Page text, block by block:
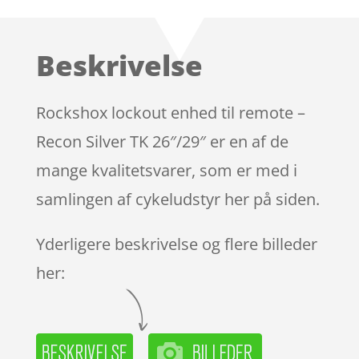
Beskrivelse
Rockshox lockout enhed til remote –
Recon Silver TK 26″/29″ er en af de
mange kvalitetsvarer, som er med i
samlingen af cykeludstyr her på siden.
Yderligere beskrivelse og flere billeder
her: